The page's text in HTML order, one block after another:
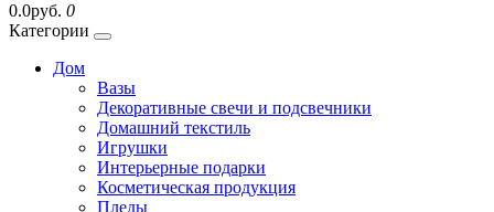
0.0руб. 0
Категории
Дом
Вазы
Декоративные свечи и подсвечники
Домашний текстиль
Игрушки
Интерьерные подарки
Косметическая продукция
Пледы